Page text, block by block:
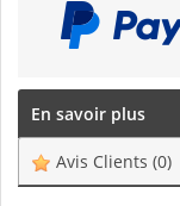
En savoir plus
Avis Clients (0)